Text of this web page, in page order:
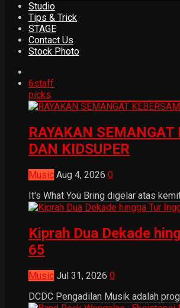
Studio
Tips & Trick
STAGE
Contact Us
Stock Photo
6staff
picks
RAYAKAN
DAN KIDSUPER
Music Aug 4, 2026 0
It's What You Bring digelar atas
Kiprah Dua Dekade
65
Music Jul 31, 2026 0
DCDC Pengadilan Musik adalah